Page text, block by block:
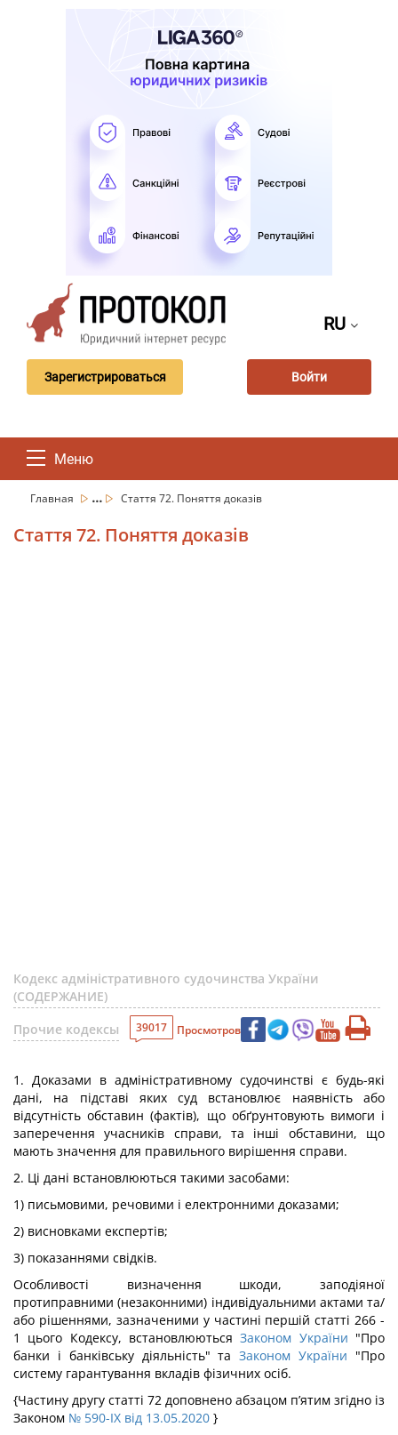
RU
Зарегистрироваться Войти
Меню
Главная ... Стаття 72. Поняття доказів
Стаття 72. Поняття доказів
Кодекс адміністративного судочинства України
(СОДЕРЖАНИЕ)
Прочие кодексы
39017 Просмотров
1. Доказами в адміністративному судочинстві є будь-які
дані, на підставі яких суд встановлює наявність або
відсутність обставин (фактів), що обґрунтовують вимоги і
заперечення учасників справи, та інші обставини, що
мають значення для правильного вирішення справи.
2. Ці дані встановлюються такими засобами:
1) письмовими, речовими і електронними доказами;
2) висновками експертів;
3) показаннями свідків.
Особливості визначення шкоди, заподіяної
протиправними (незаконними) індивідуальними актами та/
або рішеннями, зазначеними у частині першій статті 266 -
1 цього Кодексу, встановлюютьсяЗаконом України "Про
банки і банківську діяльність" таЗаконом України "Про
систему гарантування вкладів фізичних осіб.
{Частину другу статті 72 доповнено абзацом п’ятим згідно із
Законом № 590-IX від 13.05.2020 }